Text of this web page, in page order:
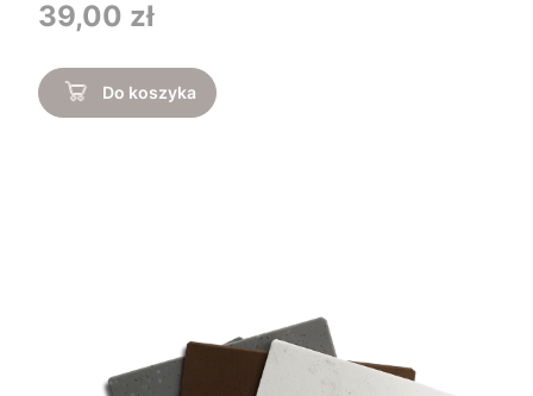
Cena
39,00 zł
Do koszyka